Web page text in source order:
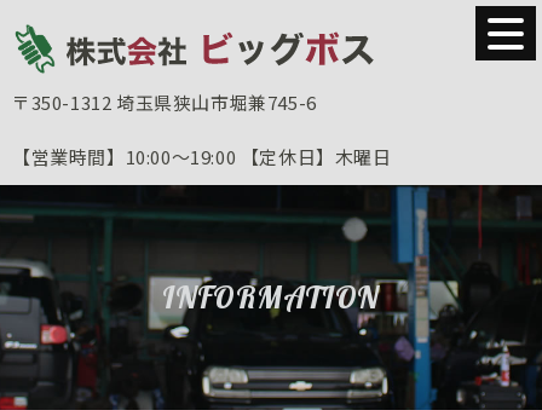
〒350-1312 埼玉県狭山市堀兼745-6
【営業時間】 10:00～19:00 【定休日】 木曜日
INFORMATION